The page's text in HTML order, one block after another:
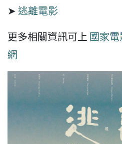
➤ 逃離電影
更多相關資訊可上 國家
網